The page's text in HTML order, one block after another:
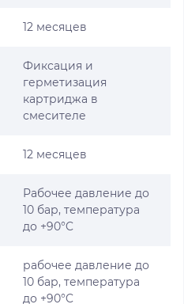
12 месяцев
Фиксация и
герметизация
картриджа в
смесителе
12 месяцев
Рабочее давление до
10 бар, температура
до +90°C
рабочее давление до
10 бар, температура
до +90°C